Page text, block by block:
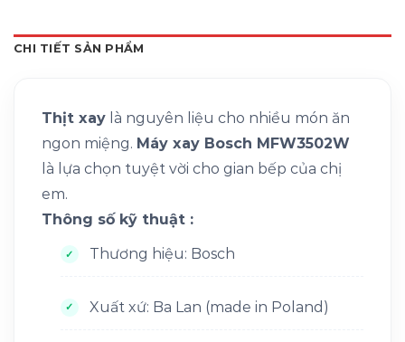
CHI TIẾT SẢN PHẨM
Thịt xay là nguyên liệu cho nhiều món ăn
ngon miệng. Máy xay Bosch MFW3502W
là lựa chọn tuyệt vời cho gian bếp của chị
em.
Thông số kỹ thuật :
Thương hiệu: Bosch
Xuất xứ: Ba Lan (made in Poland)